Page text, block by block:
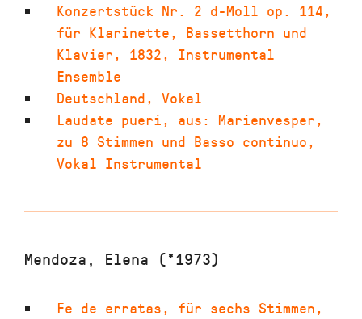
Konzertstück Nr. 2 d-Moll op. 114,
für Klarinette, Bassetthorn und
Klavier, 1832, Instrumental
Ensemble
Deutschland, Vokal
Laudate pueri, aus: Marienvesper,
zu 8 Stimmen und Basso continuo,
Vokal Instrumental
Mendoza, Elena (*1973)
Fe de erratas, für sechs Stimmen,